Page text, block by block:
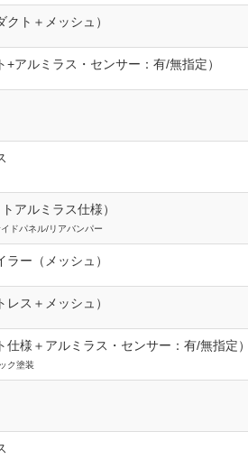
ト＋メッシュ）
+アルミラス・センサー：有/無指定）
アルミラス仕様）
ドパネル/リアバンパー
ー（メッシュ）
ス＋メッシュ）
仕様＋アルミラス・センサー：有/無指定）
ク塗装